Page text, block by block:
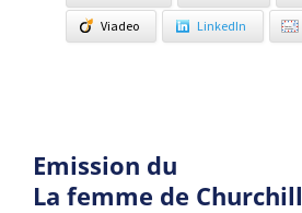
Viadeo LinkedIn
Emission du
La femme de Churchill